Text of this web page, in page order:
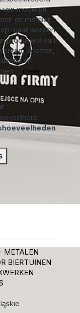
van moderne
en metalen
maat worden
producent van
poorten,
en
... meer
METALEN
BIERTUINEN